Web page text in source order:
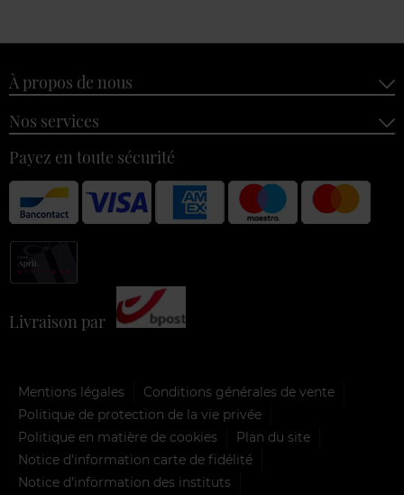
À propos de nous
Nos services
Payez en toute sécurité
Livraison par
Mentions légales
Conditions générales de vente
Politique de protection de la vie privée
Politique en matière de cookies
Plan du site
Notice d'information carte de fidélité
Notice d’information des instituts